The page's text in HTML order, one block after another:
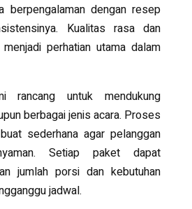
berpengalaman dengan resep
Kualitas rasa dan
perhatian utama dalam
rancang untuk mendukung
berbagai jenis acara. Proses
sederhana agar pelanggan
Setiap paket dapat
jumlah porsi dan kebutuhan
jadwal.